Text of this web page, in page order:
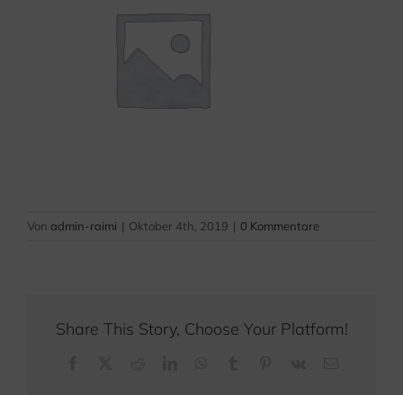
Von admin-raimi | Oktober 4th, 2019 | 0 Kommentare
Share This Story, Choose Your Platform!